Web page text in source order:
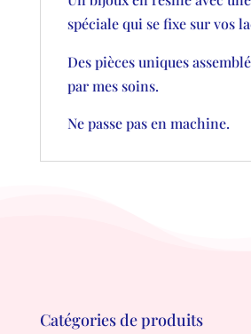
spéciale qui se fixe sur vos
Des pièces uniques
par mes soins.
Ne passe pas en machine.
Catégories de produits